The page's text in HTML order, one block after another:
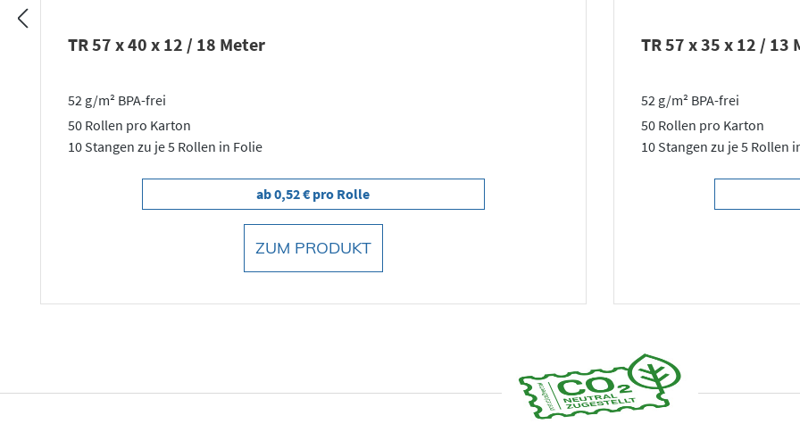
TR 57 x 40 x 12 / 18 Meter
52 g/m² BPA-frei
50 Rollen pro Karton
10 Stangen zu je 5 Rollen in Folie
ab 0,52 € pro Rolle
ZUM PRODUKT
TR 57 x 35 x 12 / 13
52 g/m² BPA-frei
50 Rollen pro Karton
10 Stangen zu je 5 Rollen